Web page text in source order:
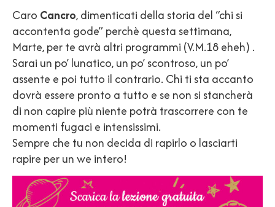
Caro Cancro, dimenticati della storia del “chi si
accontenta gode” perchè questa settimana,
Marte, per te avrà altri programmi (V.M.18 eheh) .
Sarai un po’ lunatico, un po’ scontroso, un po’
assente e poi tutto il contrario. Chi ti sta accanto
dovrà essere pronto a tutto e se non si stancherà
di non capire più niente potrà trascorrere con te
momenti fugaci e intensissimi.
Sempre che tu non decida di rapirlo o lasciarti
rapire per un we intero!